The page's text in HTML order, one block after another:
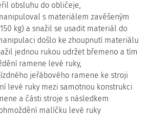
obsluhu do obličeje,
s materiálem zavěšeným
kg) a snažil se usadit materiál do
došlo ke zhoupnutí materiálu
jednou rukou udržet břemeno a tím
ramene levé ruky,
jeřábového ramene ke stroji
levé ruky mezi samotnou konstrukci
a části stroje s následkem
malíčku levé ruky